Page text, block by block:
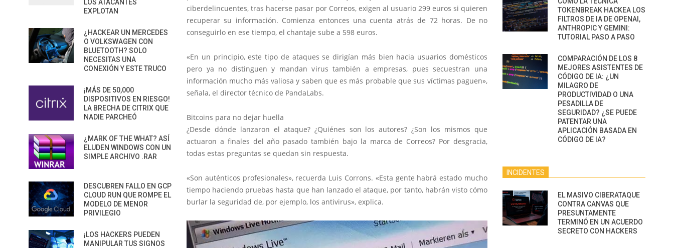
ciberdelincuentes, tras hacerse pasar por Correos, exigen al usuario 299 euros si quieren
recuperar su información. Comienza entonces una cuenta atrás de 72 horas. De no
conseguirlo en ese tiempo, el chantaje sube a 598 euros.
«En un principio, este tipo de ataques se dirigían más bien hacia usuarios domésticos
pero ya no distinguen y mandan virus también a empresas, pues secuestran una
información mucho más valiosa y saben que es más probable que sus víctimas paguen»,
señala, el director técnico de PandaLabs.
Bitcoins para no dejar huella
¿Desde dónde lanzaron el ataque? ¿Quiénes son los autores? ¿Son los mismos que
actuaron a finales del año pasado también bajo la marca de Correos? Por desgracia,
todas estas preguntas se quedan sin respuesta.
«Son auténticos profesionales», recuerda Luis Corrons. «Esta gente habrá estado mucho
tiempo haciendo pruebas hasta que han lanzado el ataque, por tanto, habrán visto cómo
burlar la seguridad de, por ejemplo, los antivirus», explica.
LOS ATACANTES
EXPLOTAN
¿HACKEAR UN MERCEDES
O VOLKSWAGEN CON
BLUETOOTH? SOLO
NECESITAS UNA
CONEXIÓN Y ESTE TRUCO
¡MÁS DE 50,000
DISPOSITIVOS EN RIESGO!
LA BRECHA DE CITRIX QUE
NADIE PARCHEÓ
¿MARK OF THE WHAT? ASÍ
ELUDEN WINDOWS CON UN
SIMPLE ARCHIVO .RAR
DESCUBREN FALLO EN GCP
CLOUD RUN QUE ROMPE EL
MODELO DE MENOR
PRIVILEGIO
¡LOS HACKERS PUEDEN
MANIPULAR TUS SIGNOS
TOKENBREAK HACKEA LOS
FILTROS DE IA DE OPENAI,
ANTHROPIC Y GEMINI:
TUTORIAL PASO A PASO
COMPARACIÓN DE LOS 8
MEJORES ASISTENTES DE
CÓDIGO DE IA: ¿UN
MILAGRO DE
PRODUCTIVIDAD O UNA
PESADILLA DE
SEGURIDAD? ¿SE PUEDE
PATENTAR UNA
APLICACIÓN BASADA EN
CÓDIGO DE IA?
INCIDENTES
EL MASIVO CIBERATAQUE
CONTRA CANVAS QUE
PRESUNTAMENTE
TERMINÓ EN UN ACUERDO
SECRETO CON HACKERS